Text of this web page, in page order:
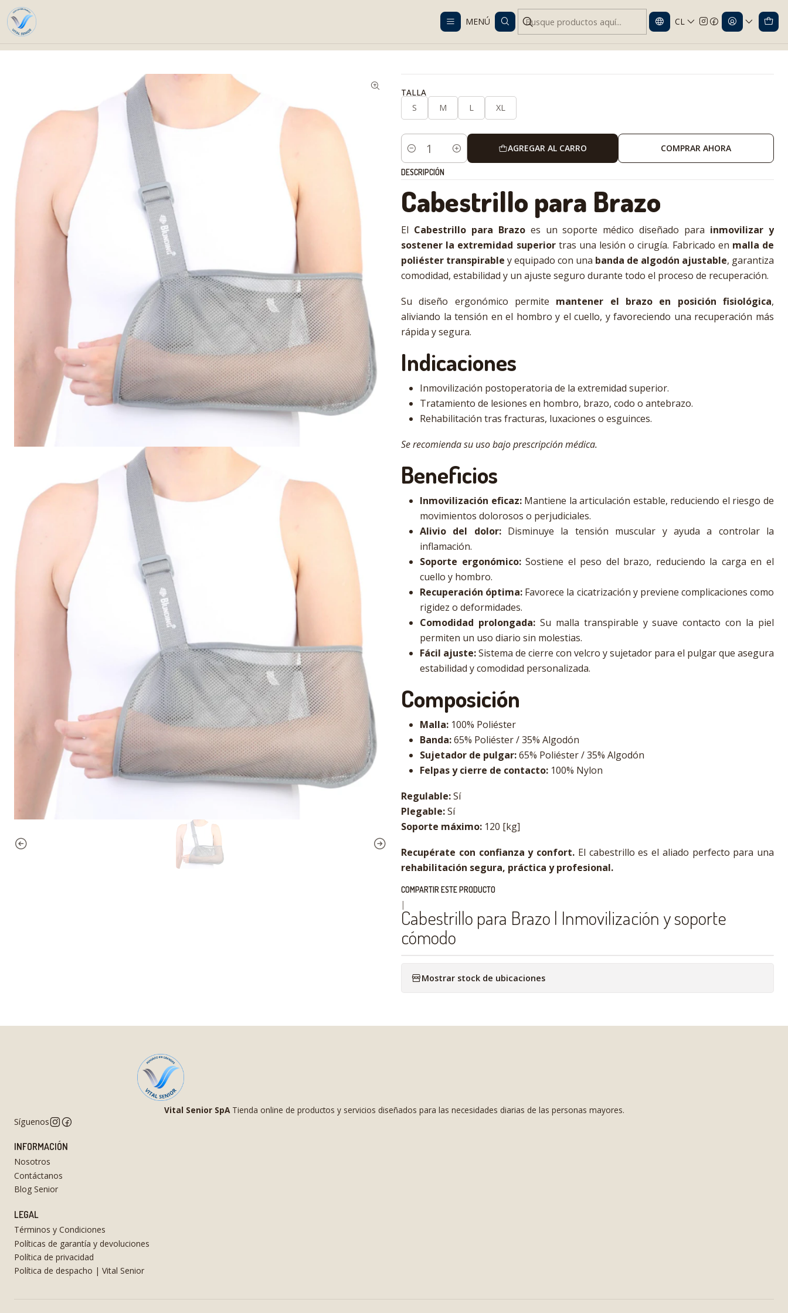
MENÚ CL
Despacho gratis en RM desde $100.000. Revisa las condiciones.
Cabestrillo para Brazo | Inmovilización y soporte cómodo
TALLA
S
M L XL
Cantidad
AGREGAR AL CARRO COMPRAR AHORA
DESCRIPCIÓN
Cabestrillo para Brazo
El Cabestrillo para Brazo es un soporte médico diseñado para inmovilizar y
sostener la extremidad superiortras una lesión o cirugía. Fabricado en malla de
poliéster transpirable y equipado con una banda de algodón ajustable, garantiza
comodidad, estabilidad y un ajuste seguro durante todo el proceso de recuperación.
Su diseño ergonómico permite mantener el brazo en posición fisiológica,
aliviando la tensión en el hombro y el cuello, y favoreciendo una recuperación más
rápida y segura.
Indicaciones
Inmovilización postoperatoria de la extremidad superior.
Tratamiento de lesiones en hombro, brazo, codo o antebrazo.
Rehabilitación tras fracturas, luxaciones o esguinces.
Se recomienda su uso bajo prescripción médica.
Beneficios
Inmovilización eficaz:Mantiene la articulación estable, reduciendo el riesgo de
movimientos dolorosos o perjudiciales.
Alivio del dolor:Disminuye la tensión muscular y ayuda a controlar la
inflamación.
Soporte ergonómico:Sostiene el peso del brazo, reduciendo la carga en el
cuello y hombro.
Recuperación óptima: Favorece la cicatrización y previene complicaciones como
rigidez o deformidades.
Comodidad prolongada:Su malla transpirable y suave contacto con la piel
permiten un uso diario sin molestias.
Fácil ajuste:Sistema de cierre con velcro y sujetador para el pulgar que asegura
estabilidad y comodidad personalizada.
Composición
Malla: 100% Poliéster
Banda:65% Poliéster / 35% Algodón
Sujetador de pulgar:65% Poliéster / 35% Algodón
Felpas y cierre de contacto: 100% Nylon
Regulable:Sí
Plegable:Sí
Soporte máximo: 120 [kg]
Recupérate con confianza y confort. El cabestrillo es el aliado perfecto para una
rehabilitación segura, práctica y profesional.
COMPARTIR ESTE PRODUCTO
|
Cabestrillo para Brazo | Inmovilización y soporte
cómodo
Mostrar stock de ubicaciones
Vital Senior SpATienda online de productos y servicios diseñados para las necesidades diarias de las personas mayores.
Síguenos
INFORMACIÓN
Nosotros
Contáctanos
Blog Senior
LEGAL
Términos y Condiciones
Políticas de garantía y devoluciones
Política de privacidad
Política de despacho | Vital Senior